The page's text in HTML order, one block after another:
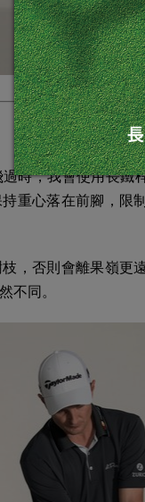
時，我會使用長鐵
重心落在前腳，限
，否則會離果嶺更
不同。